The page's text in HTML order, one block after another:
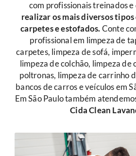
com profissionais treinados
realizar os mais diversos
carpetes e estofados. Conte
profissional em limpeza de
carpetes, limpeza de sofá,
limpeza de colchão, limpeza
poltronas, limpeza de carrinho
bancos de carros e veículos em
Em São Paulo também
Cida Clean